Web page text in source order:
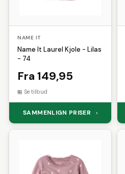
NAME IT
Name It Laurel Kjole - Lilas
- 74
Fra 149,95
Se tilbud
SAMMENLIGN PRISER ›